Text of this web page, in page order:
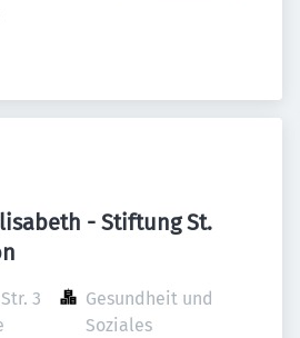
- Stiftung St.
3
Gesundheit und
Soziales